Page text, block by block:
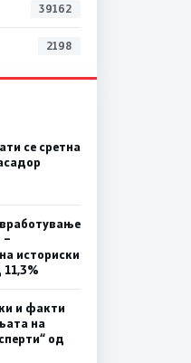
39162
2198
се сретна
–
историски
11,3%
и факти
на
од